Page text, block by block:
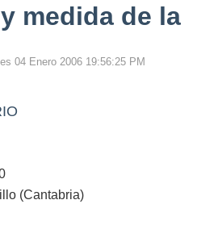
medida de la
04 Enero 2006 19:56:25 PM
(Cantabria)